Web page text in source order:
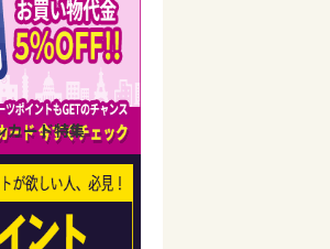
カード特集